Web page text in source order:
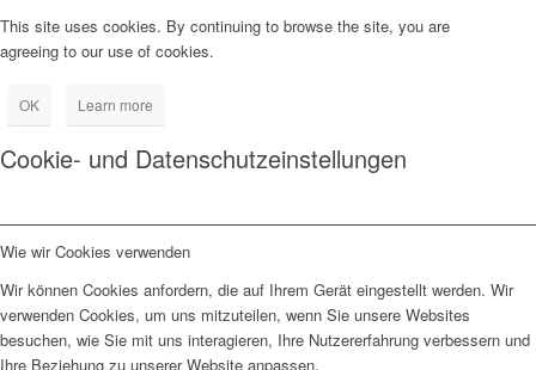
This site uses cookies. By continuing to browse the site, you are
agreeing to our use of cookies.
OK Learn more
Cookie- und Datenschutzeinstellungen
Wie wir Cookies verwenden
Wir können Cookies anfordern, die auf Ihrem Gerät eingestellt werden. Wir
verwenden Cookies, um uns mitzuteilen, wenn Sie unsere Websites
besuchen, wie Sie mit uns interagieren, Ihre Nutzererfahrung verbessern und
Ihre Beziehung zu unserer Website anpassen.